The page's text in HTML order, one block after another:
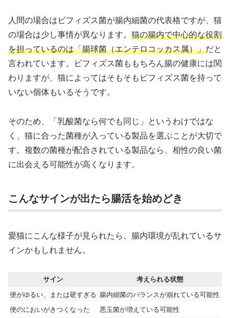
人間の場合はビフィズス菌が腸内細菌の代表格ですが、猫
の場合は少し事情が異なります。 猫の腸内で中心的な役割
を担っているのは「腸球菌（エンテロコッカス属）」だと
言われています。ビフィズス菌ももちろん腸の健康には関
わりますが、猫によってはそもそもビフィズス菌を持って
いない個体もいるそうです。
そのため、「乳酸菌なら何でも同じ」というわけではな
く、猫に合った菌種が入っている製品を選ぶことが大切で
す。複数の菌種が配合されている製品なら、相性の良い菌
に出会える可能性が高くなります。
こんなサインが出たら腸活を始めどき
愛猫にこんな様子が見られたら、腸内環境が乱れているサ
インかもしれません。
サイン 考えられる状態
便がゆるい、または硬すぎる 腸内細菌のバランスが崩れている可能性
便のにおいがきつくなった
悪玉菌が増えている可能性